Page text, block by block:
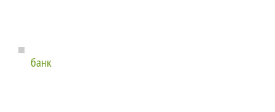
банк